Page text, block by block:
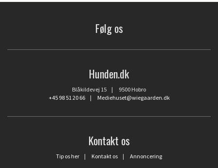
Følg os
Hunden.dk
Blåkildevej 15 | 9500 Hobro
+45 98 51 20 66| Mediehuset@wiegaarden.dk
Kontakt os
Tip os her | Kontakt os | Annoncering